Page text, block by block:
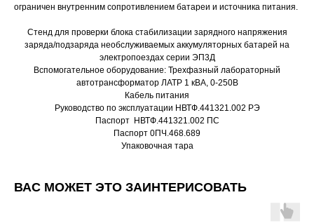
ограничен внутренним сопротивлением батареи и источника питания.
Стенд для проверки блока стабилизации зарядного напряжения
заряда/подзаряда необслуживаемых аккумуляторных батарей на
электропоездах серии ЭП3Д
Вспомогательное оборудование: Трехфазный лабораторный
автотрансформатор ЛАТР 1 кВА, 0-250В
Кабель питания
Руководство по эксплуатации НВТФ.441321.002 РЭ
Паспорт НВТФ.441321.002 ПС
Паспорт 0ПЧ.468.689
Упаковочная тара
ВАС МОЖЕТ ЭТО ЗАИНТЕРИСОВАТЬ